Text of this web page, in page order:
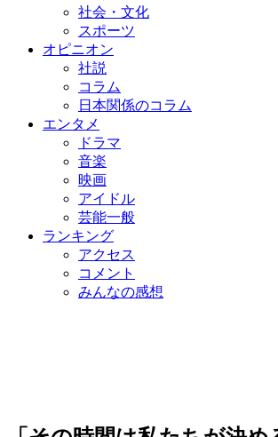
社会・文化
スポーツ
オピニオン
社説
コラム
日本関係のコラム
エンタメ
ドラマ
音楽
映画
アイドル
芸能一般
ランキング
アクセス
コメント
みんなの感想